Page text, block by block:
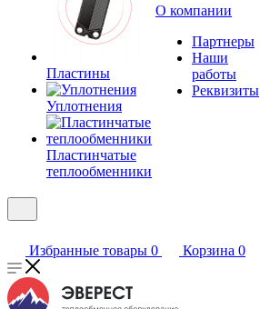
Пластины
Уплотнения
Пластинчатые
теплообменники
О компании
Партнеры
Наши
работы
Реквизиты
Избранные товары 0 Корзина 0